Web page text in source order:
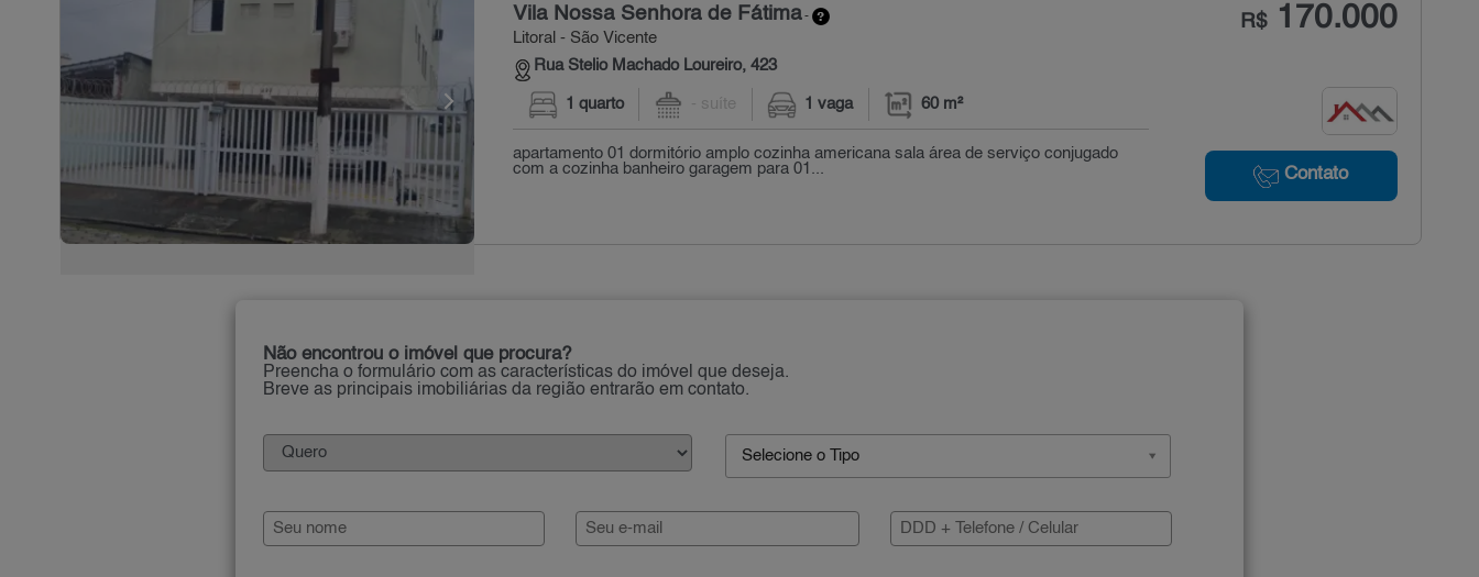
Vila Nossa Senhora de Fátima-
Litoral - São Vicente
Rua Stelio Machado Loureiro, 423
R$170.000
Contato
1 quarto - suíte 1 vaga 60 m²
apartamento 01 dormitório amplo cozinha americana sala área de serviço conjugado
com a cozinha banheiro garagem para 01...
Não encontrou o imóvel que procura?
Preencha o formulário com as características do imóvel que deseja.
Breve as principais imobiliárias da região entrarão em contato.
Selecione o Tipo